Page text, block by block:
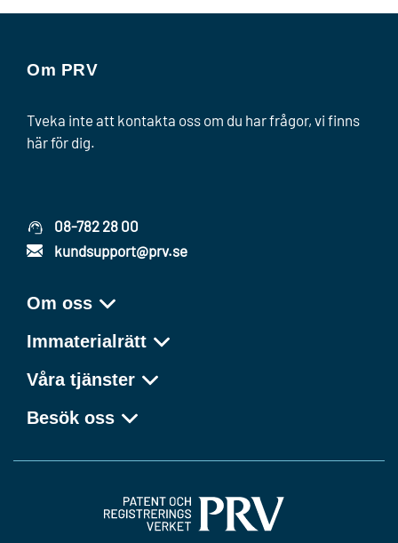
Om PRV
Tveka inte att kontakta oss om du har frågor, vi finns
här för dig.
08-782 28 00
kundsupport@prv.se
Om oss
Immaterialrätt
Våra tjänster
Besök oss